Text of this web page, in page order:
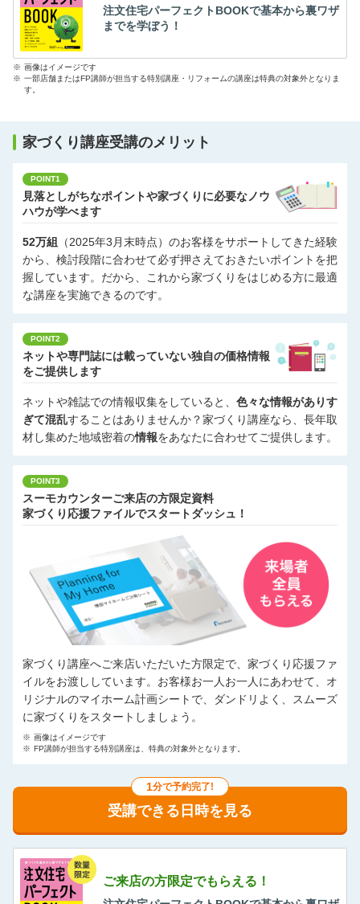
注文住宅パーフェクトBOOKで基本から裏ワザ
までを学ぼう！
※ 画像はイメージです
※ 一部店舗またはFP講師が担当する特別講座・リフォームの講座は特典の対象外となりま
す。
家づくり講座受講のメリット
POINT1
見落としがちなポイントや家づくりに必要なノウ
ハウが学べます
52万組
（2025年3月末時点）のお客様をサポートしてきた経験
から、検討段階に合わせて必ず押さえておきたいポイントを把
握しています。だから、これから家づくりをはじめる方に最適
な講座を実施できるのです。
POINT2
ネットや専門誌には載っていない独自の価格情報
をご提供します
ネットや雑誌での情報収集をしていると、 色々な情報がありす
ぎて混乱することはありませんか？家づくり講座なら、長年取
材し集めた地域密着の情報をあなたに合わせてご提供します。
POINT3
スーモカウンターご来店の方限定資料
家づくり応援ファイルでスタートダッシュ！
家づくり講座へご来店いただいた方限定で、家づくり応援ファ
イルをお渡ししています。お客様お一人お一人にあわせて、オ
リジナルのマイホーム計画シートで、ダンドリよく、スムーズ
に家づくりをスタートしましょう。
※ 画像はイメージです
※ FP講師が担当する特別講座は、特典の対象外となります。
1分で予約完了!
受講できる日時を見る
ご来店の方限定でもらえる！